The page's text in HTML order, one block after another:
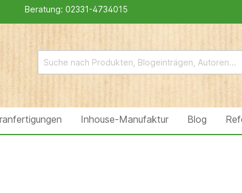
Beratung: 02331-4734015
Inhouse-Manufaktur Blog